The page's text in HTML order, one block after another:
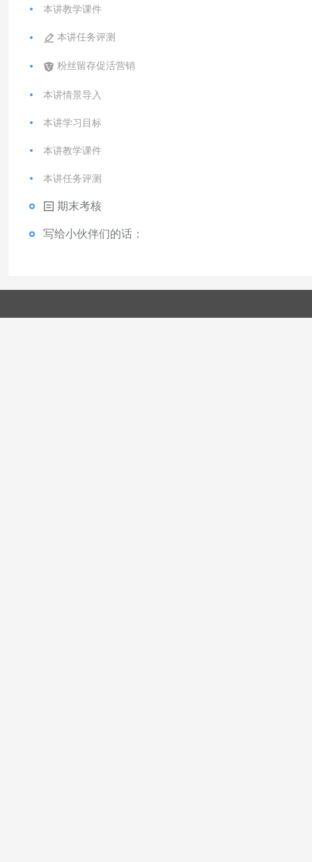
本讲教学课件
本讲任务评测
粉丝留存促活营销
本讲情景导入
本讲学习目标
本讲教学课件
本讲任务评测
期末考核
写给小伙伴们的话：